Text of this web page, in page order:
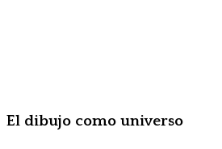
El dibujo como universo